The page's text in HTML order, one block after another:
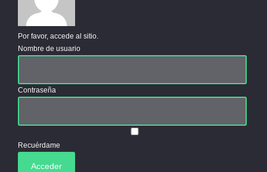
Por favor, accede al sitio.
Nombre de usuario
Contraseña
Recuérdame